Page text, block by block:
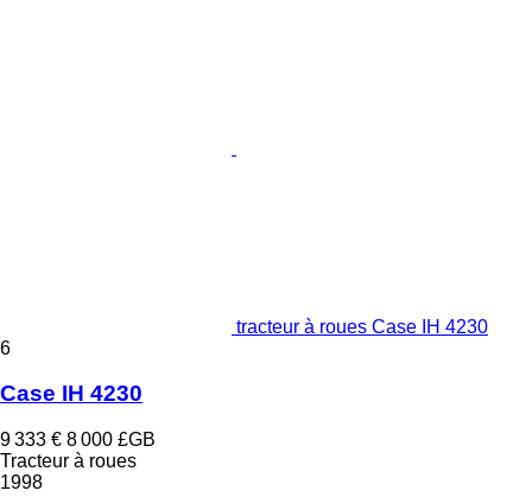
tracteur à roues Case IH 4230
6
Case IH 4230
9 333 € 8 000 £GB
Tracteur à roues
1998